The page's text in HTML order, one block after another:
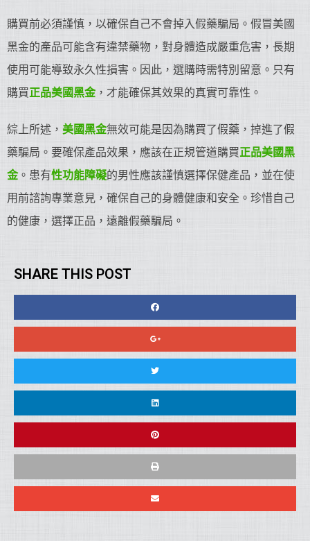
購買前必須謹慎，以確保自己不會掉入假藥騙局。假冒美國
黑金的產品可能含有違禁藥物，對身體造成嚴重危害，長期
使用可能導致永久性損害。因此，選購時需特別留意。只有
購買正品美國黑金，才能確保其效果的真實可靠性。
綜上所述， 美國黑金無效可能是因為購買了假藥，掉進了假
藥騙局。要確保產品效果，應該在正規管道購買正品美國黑
金。患有性功能障礙的男性應該謹慎選擇保健產品，並在使
用前諮詢專業意見，確保自己的身體健康和安全。珍惜自己
的健康，選擇正品，遠離假藥騙局。
SHARE THIS POST